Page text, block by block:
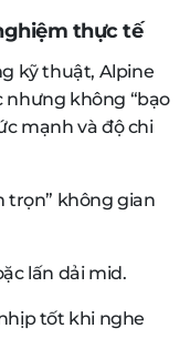
thực tế
kỹ thuật, Alpine
nhưng không “bạo
mạnh và độ chi
trọn” không gian
lấn dải mid.
tốt khi nghe